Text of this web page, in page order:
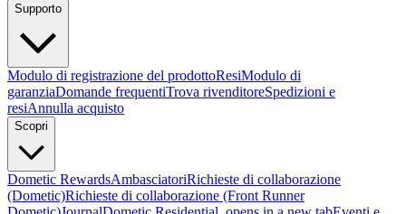
Supporto
Modulo di registrazione del prodottoResiModulo di
garanziaDomande frequentiTrova rivenditoreSpedizioni e
resiAnnulla acquisto
Scopri
Dometic RewardsAmbasciatoriRichieste di collaborazione
(Dometic)Richieste di collaborazione (Front Runner